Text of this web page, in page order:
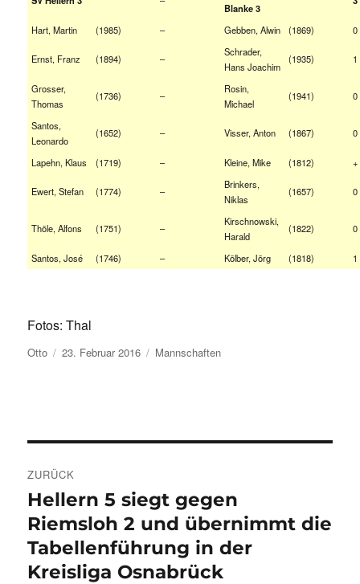
Blanke 3
Hart, Martin (1985) – Gebben, Alwin (1869) 0
Ernst, Franz (1894) –
Schrader,
Hans Joachim
(1935) 1
Grosser,
Thomas
(1736) –
Rosin,
Michael
(1941) 0
Santos,
Leonardo
(1652) – Visser, Anton (1867) 0
Lapehn, Klaus (1719) – Kleine, Mike (1812) +
Ewert, Stefan (1774) –
Brinkers,
Niklas
(1657) 0
Thöle, Alfons (1751) –
Kirschnowski,
Harald
(1822) 0
Santos, José (1746) – Kölber, Jörg (1818) 1
Fotos: Thal
Autor
Otto Veröffentlicht
23. Februar 2016 Kategorien
Mannschaften
ZURÜCK
Vorheriger
Beitrag:
Hellern 5 siegt gegen
Riemsloh 2 und übernimmt die
Tabellenführung in der
Kreisliga Osnabrück